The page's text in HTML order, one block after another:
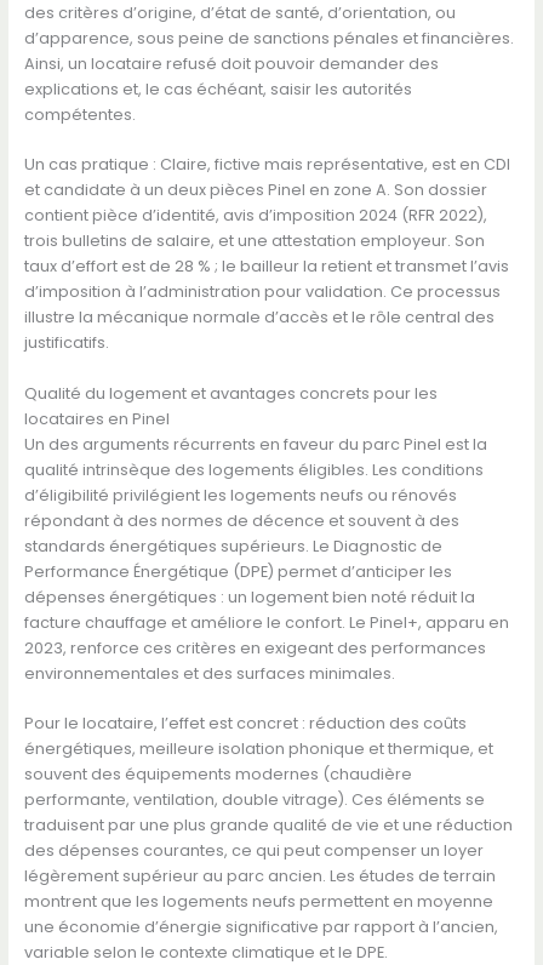
des critères d’origine, d’état de santé, d’orientation, ou
d’apparence, sous peine de sanctions pénales et financières.
Ainsi, un locataire refusé doit pouvoir demander des
explications et, le cas échéant, saisir les autorités
compétentes.
Un cas pratique : Claire, fictive mais représentative, est en CDI
et candidate à un deux pièces Pinel en zone A. Son dossier
contient pièce d’identité, avis d’imposition 2024 (RFR 2022),
trois bulletins de salaire, et une attestation employeur. Son
taux d’effort est de 28 % ; le bailleur la retient et transmet l’avis
d’imposition à l’administration pour validation. Ce processus
illustre la mécanique normale d’accès et le rôle central des
justificatifs.
Qualité du logement et avantages concrets pour les
locataires en Pinel
Un des arguments récurrents en faveur du parc Pinel est la
qualité intrinsèque des logements éligibles. Les conditions
d’éligibilité privilégient les logements neufs ou rénovés
répondant à des normes de décence et souvent à des
standards énergétiques supérieurs. Le Diagnostic de
Performance Énergétique (DPE) permet d’anticiper les
dépenses énergétiques : un logement bien noté réduit la
facture chauffage et améliore le confort. Le Pinel+, apparu en
2023, renforce ces critères en exigeant des performances
environnementales et des surfaces minimales.
Pour le locataire, l’effet est concret : réduction des coûts
énergétiques, meilleure isolation phonique et thermique, et
souvent des équipements modernes (chaudière
performante, ventilation, double vitrage). Ces éléments se
traduisent par une plus grande qualité de vie et une réduction
des dépenses courantes, ce qui peut compenser un loyer
légèrement supérieur au parc ancien. Les études de terrain
montrent que les logements neufs permettent en moyenne
une économie d’énergie significative par rapport à l’ancien,
variable selon le contexte climatique et le DPE.